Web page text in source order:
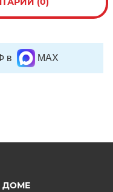
в MAX
ДОМЕ